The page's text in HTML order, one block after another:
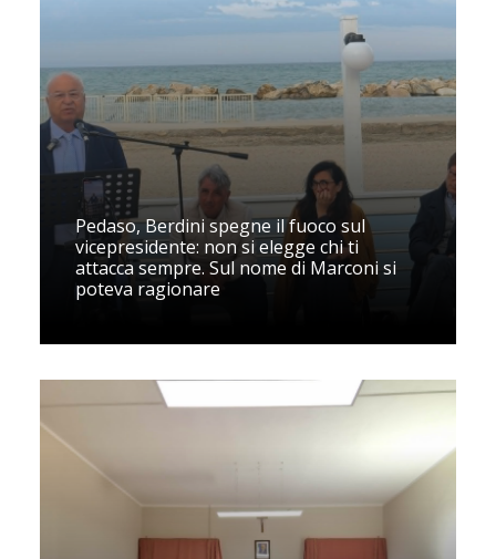
Pedaso, Berdini spegne il fuoco sul
vicepresidente: non si elegge chi ti
attacca sempre. Sul nome di Marconi si
poteva ragionare